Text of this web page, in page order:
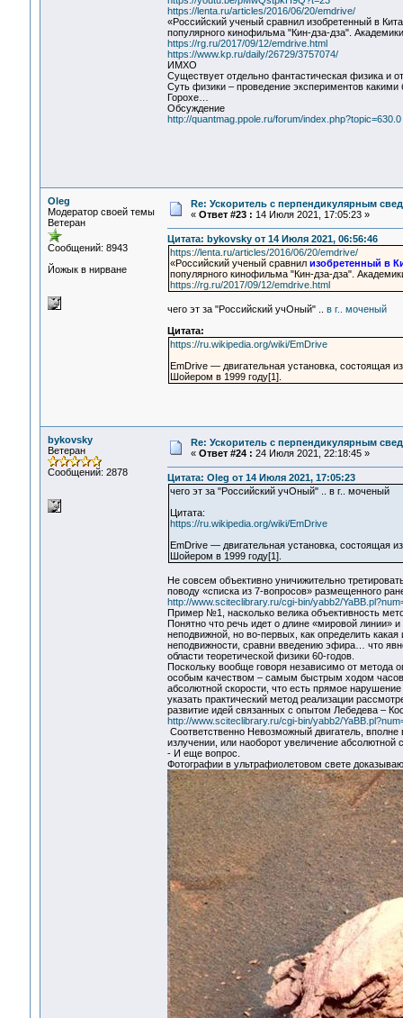
https://lenta.ru/articles/2016/06/20/emdrive/
«Российский ученый сравнил изобретенный в
популярного кинофильма "Кин-дза-дза".
https://rg.ru/2017/09/12/emdrive.html
https://www.kp.ru/daily/26729/3757074/
ИМХО
Существует отдельно фантастическая физика и
Суть физики – проведение экспериментов
Горохе…
Обсуждение
http://quantmag.ppole.ru/forum/index.php?topic=630.0
Oleg
Модератор своей темы
Ветеран
Сообщений: 8943
Йожык в нирване
Re: Ускоритель с перпендикулярным
« Ответ #23 : 14 Июля 2021, 17:05:23 »
Цитата: bykovsky от 14 Июля 2021, 06:56:46
https://lenta.ru/articles/2016/06/20/emdrive/
«Российский ученый сравнил изобретенный в
популярного кинофильма "Кин-дза-дза".
https://rg.ru/2017/09/12/emdrive.html
чего эт за "Российский учОный" .. в г.. моченый
Цитата:
https://ru.wikipedia.org/wiki/EmDrive
EmDrive — двигательная установка, состоящая
Шойером в 1999 году[1].
bykovsky
Ветеран
Сообщений: 2878
Re: Ускоритель с перпендикулярным
« Ответ #24 : 24 Июля 2021, 22:18:45 »
Цитата: Oleg от 14 Июля 2021, 17:05:23
чего эт за "Российский учОный" .. в г.. моченый
Цитата:
https://ru.wikipedia.org/wiki/EmDrive
EmDrive — двигательная установка, состоящая
Шойером в 1999 году[1].
Не совсем объективно уничижительно
поводу «списка из 7-вопросов» размещенного
http://www.sciteclibrary.ru/cgi-bin/yabb2/
Пример №1, насколько велика объективность
Понятно что речь идет о длине «мировой линии»
неподвижной, но во-первых, как определить
неподвижности, сравни введению эфира… что
области теоретической физики 60-годов.
Поскольку вообще говоря независимо от метода
особым качеством – самым быстрым ходом
абсолютной скорости, что есть прямое
указать практический метод реализации
развитие идей связанных с опытом Лебедева –
http://www.sciteclibrary.ru/cgi-bin/yabb2/
Соответственно Невозможный двигатель,
излучении, или наоборот увеличение абсолютной
- И еще вопрос.
Фотографии в ультрафиолетовом свете